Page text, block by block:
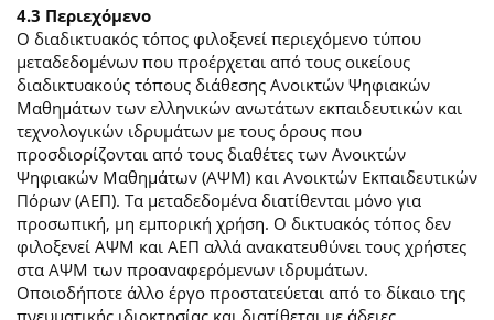
4.3 Περιεχόμενο
O διαδικτυακός τόπος φιλοξενεί περιεχόμενο τύπου
μεταδεδομένων που προέρχεται από τους οικείους
διαδικτυακούς τόπους διάθεσης Ανοικτών Ψηφιακών
Μαθημάτων των ελληνικών ανωτάτων εκπαιδευτικών και
τεχνολογικών ιδρυμάτων με τους όρους που
προσδιορίζονται από τους διαθέτες των Ανοικτών
Ψηφιακών Μαθημάτων (ΑΨΜ) και Ανοικτών Εκπαιδευτικών
Πόρων (ΑΕΠ). Τα μεταδεδομένα διατίθενται μόνο για
προσωπική, μη εμπορική χρήση. Ο δικτυακός τόπος δεν
φιλοξενεί ΑΨΜ και ΑΕΠ αλλά ανακατευθύνει τους χρήστες
στα ΑΨΜ των προαναφερόμενων ιδρυμάτων.
Οποιοδήποτε άλλο έργο προστατεύεται από το δίκαιο της